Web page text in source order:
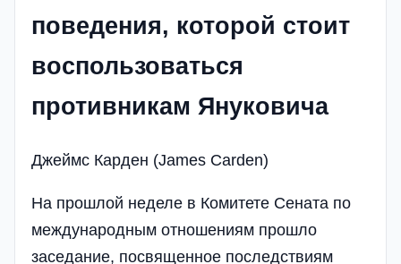
поведения, которой стоит
воспользоваться
противникам Януковича
Джеймс Карден (James Carden)
На прошлой неделе в Комитете Сената по
международным отношениям прошло
заседание, посвященное последствиям